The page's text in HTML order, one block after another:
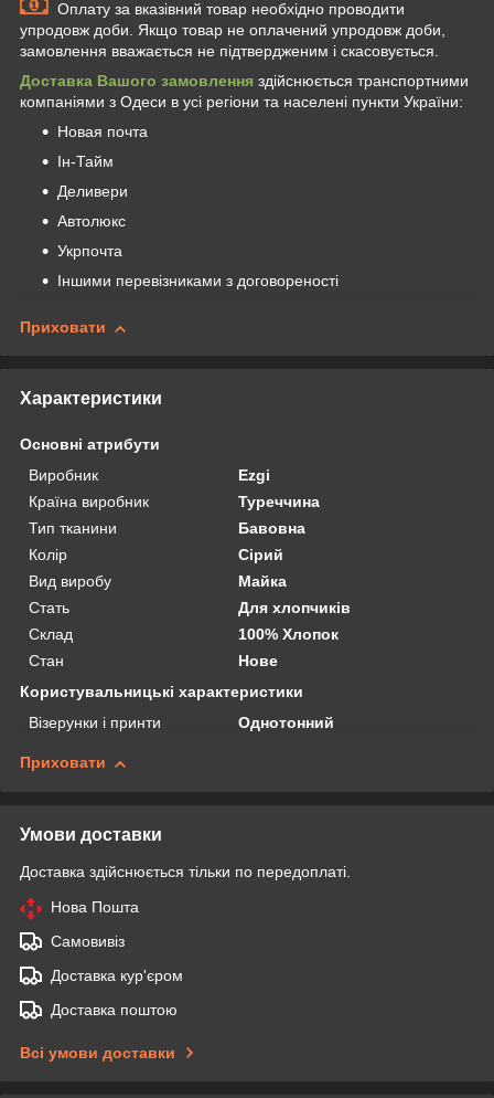
Оплату за вказівний товар необхідно проводити
упродовж доби. Якщо товар не оплачений упродовж доби,
замовлення вважається не підтвердженим і скасовується.
Доставка Вашого замовлення здійснюється транспортними
компаніями з Одеси в усі регіони та населені пункти України:
Новая почта
Ін-Тайм
Деливери
Автолюкс
Укрпочта
Іншими перевізниками з договореності
Приховати
Характеристики
Основні атрибути
Виробник
Ezgi
Країна виробник
Туреччина
Тип тканини
Бавовна
Колір
Сірий
Вид виробу
Майка
Стать
Для хлопчиків
Склад
100% Хлопок
Стан
Нове
Користувальницькі характеристики
Візерунки і принти
Однотонний
Приховати
Умови доставки
Доставка здійснюється тільки по передоплаті.
Нова Пошта
Самовивіз
Доставка кур'єром
Доставка поштою
Всі умови доставки